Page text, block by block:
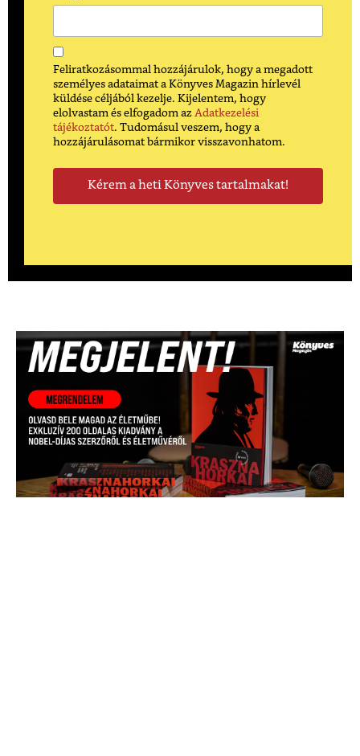
Feliratkozásommal hozzájárulok, hogy a megadott
személyes adataimat a Könyves Magazin hírlevél
küldése céljából kezelje. Kijelentem, hogy
elolvastam és elfogadom az Adatkezelési
tájékoztatót. Tudomásul veszem, hogy a
hozzájárulásomat bármikor visszavonhatom.